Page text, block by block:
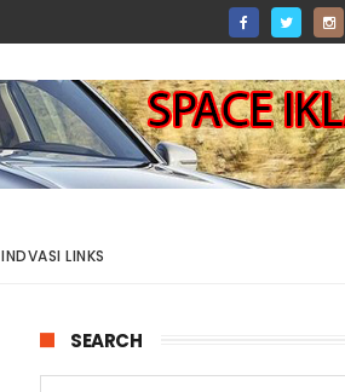
INDVASI LINKS
SEARCH